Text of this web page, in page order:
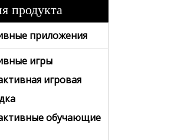
продукта
приложения
игры
игровая
обучающие